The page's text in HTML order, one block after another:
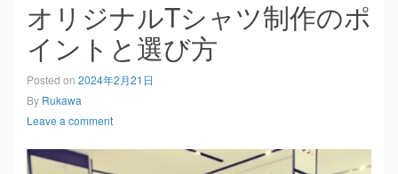
オリジナルTシャツ制作のポ
イントと選び方
Posted on 2024年2月21日
By Rukawa
Leave a comment